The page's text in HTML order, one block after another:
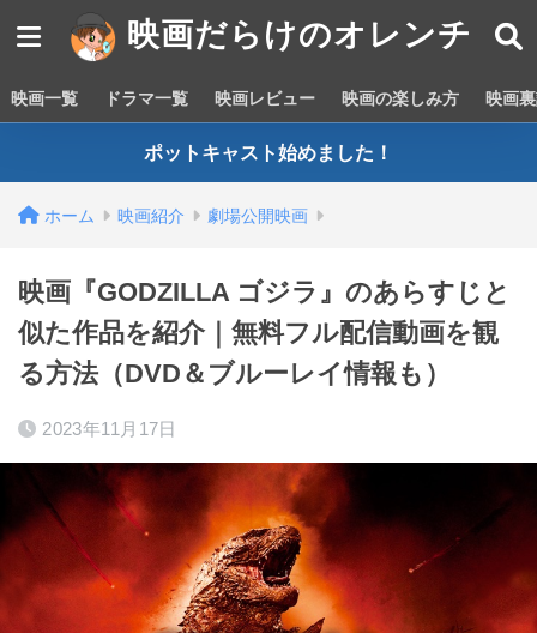
映画だらけのオレンチ
映画一覧 ドラマ一覧 映画レビュー 映画の楽しみ方 映画
ポットキャスト始めました！
ホーム 映画紹介 劇場公開映画
映画『GODZILLA ゴジラ』のあらすじと
似た作品を紹介｜無料フル配信動画を観
る方法（DVD＆ブルーレイ情報も）
2023年11月17日